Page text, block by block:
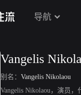
导航
Vangelis
别名： Vangelis Nikolaou
Vangelis Nikolaou，演员，